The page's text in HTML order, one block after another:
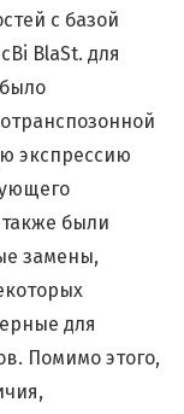
с базой
BlaSt. для
экспрессию
были
замены,
для
Помимо этого,